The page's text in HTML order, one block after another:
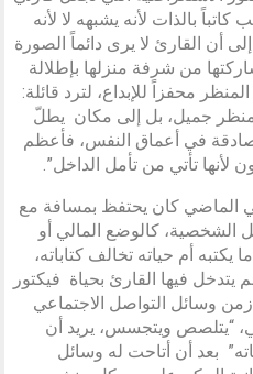
بالذات لأنه يشبهه لا لأنه
أن القارئ لا يرى دائماً الصورة
من شرفة منزلها بإطلالة
محفزاً للإبداع، لترد قائلة:
منظر جميل، بل إلى مكان يطلّ
في أعماق النفس، فأعظم
لأنها تأتي من تأمل الداخل”.
الماضي كان يحتفظ بمسافة مع
الشخصية، كالوضع المالي أو
أم حياته تخالف كتاباته،
يتدخل فيها القارئ بحياة فيكتور
زمن وسائل التواصل الاجتماعي
“يتلصص ويتجسس، يريد أن
بعد أن أتاحت له وسائل